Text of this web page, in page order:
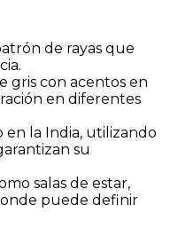
de rayas que
gris con acentos en
en diferentes
en la India, utilizando
su
salas de estar,
puede definir